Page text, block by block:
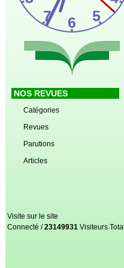
NOS REVUES
Catégories
Revues
Parutions
Articles
Visite sur le site
Connecté /23149931Visiteurs Total